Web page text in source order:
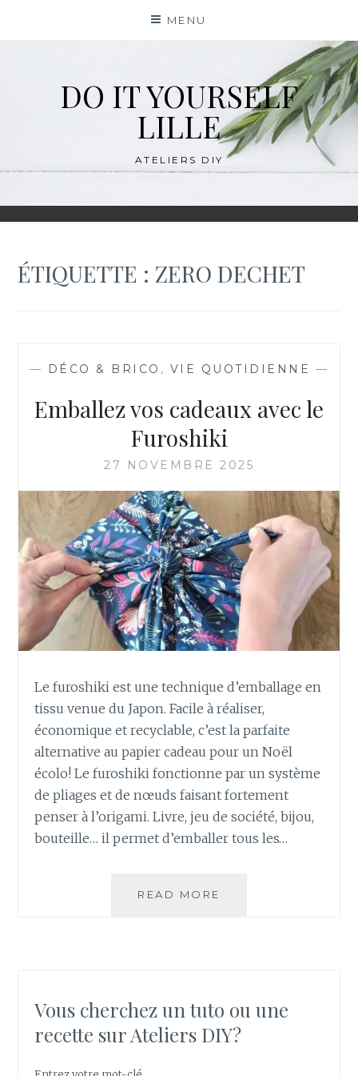
MENU
DO IT YOURSELF
LILLE
ATELIERS DIY
ÉTIQUETTE : ZERO DECHET
— DÉCO & BRICO , VIE QUOTIDIENNE —
Emballez vos cadeaux avec le
Furoshiki
27 NOVEMBRE 2025
Le furoshiki est une technique d’emballage en
tissu venue du Japon. Facile à réaliser,
économique et recyclable, c’est la parfaite
alternative au papier cadeau pour un Noël
écolo! Le furoshiki fonctionne par un système
de pliages et de nœuds faisant fortement
penser à l’origami. Livre, jeu de société, bijou,
bouteille… il permet d’emballer tous les…
READ MORE
Z
V
Vous cherchez un tuto ou une
recette sur Ateliers DIY?